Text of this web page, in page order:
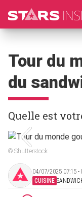
Tour du
du
Quelle est
© Shutterstock
04/07/2025 07:15 ‧
CUISINE